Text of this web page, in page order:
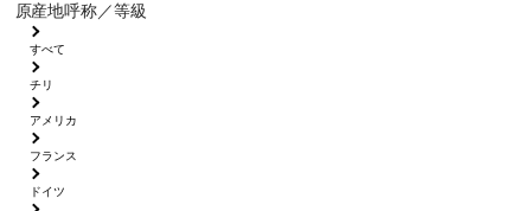
原産地呼称／等級
すべて
チリ
アメリカ
フランス
ドイツ